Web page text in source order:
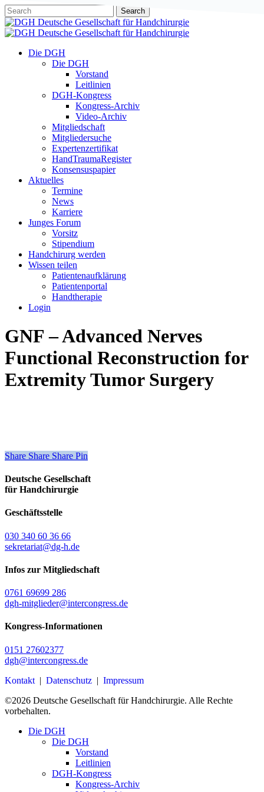
Skip
to
main
Search
Close
Search
Menu
Die DGH
Die DGH
Vorstand
Leitlinien
DGH-Kongress
Kongress-Archiv
Video-Archiv
Mitgliedschaft
Mitgliedersuche
Expertenzertifikat
HandTraumaRegister
Konsensuspapier
Aktuelles
Termine
News
Karriere
Junges Forum
Vorsitz
Stipendium
Handchirurg werden
Wissen teilen
Patientenaufklärung
Patientenportal
Handtherapie
Login
GNF – Advanced Nerves
Functional Reconstruction for
Extremity Tumor Surgery
Share
Share Share Share Pin
Deutsche Gesellschaft
für Handchirurgie
Geschäftsstelle
030 340 60 36 66
sekretariat@dg-h.de
Infos zur Mitgliedschaft
0761 69699 286
dgh-mitglieder@intercongress.de
Kongress-Informationen
0151 27602377
dgh@intercongress.de
Kontakt | Datenschutz | Impressum
©2026 Deutsche Gesellschaft für Handchirurgie. Alle Rechte
vorbehalten.
Close
Die DGH
Die DGH
Vorstand
Leitlinien
DGH-Kongress
Kongress-Archiv